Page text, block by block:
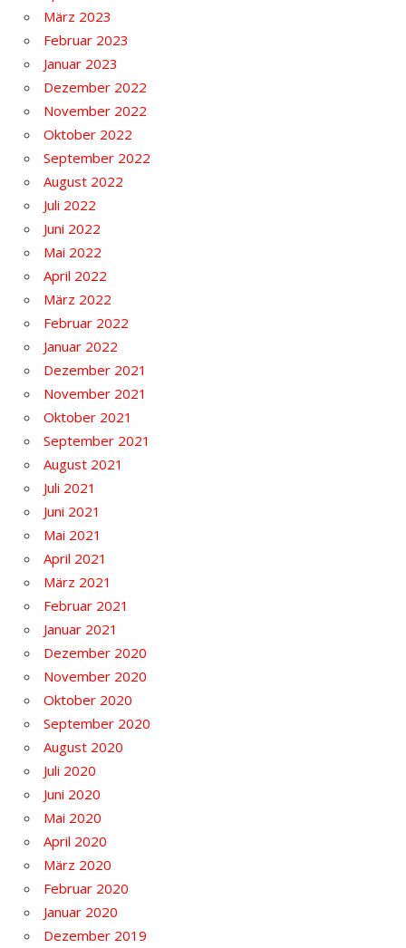
März 2023
Februar 2023
Januar 2023
Dezember 2022
November 2022
Oktober 2022
September 2022
August 2022
Juli 2022
Juni 2022
Mai 2022
April 2022
März 2022
Februar 2022
Januar 2022
Dezember 2021
November 2021
Oktober 2021
September 2021
August 2021
Juli 2021
Juni 2021
Mai 2021
April 2021
März 2021
Februar 2021
Januar 2021
Dezember 2020
November 2020
Oktober 2020
September 2020
August 2020
Juli 2020
Juni 2020
Mai 2020
April 2020
März 2020
Februar 2020
Januar 2020
Dezember 2019